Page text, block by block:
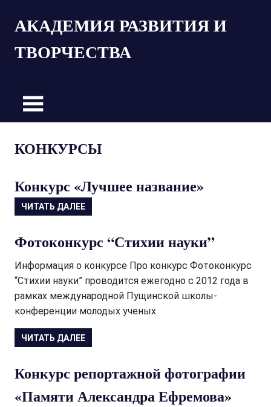
АКАДЕМИЯ РАЗВИТИЯ И
ТВОРЧЕСТВА
КОНКУРСЫ
Конкурс «Лучшее название»
ЧИТАТЬ ДАЛЕЕ
Фотоконкурс “Стихии науки”
Информация о конкурсе Про конкурс Фотоконкурс
“Стихии науки” проводится ежегодно с 2012 года в
рамках международной Пущинской школы-
конференции молодых ученых
ЧИТАТЬ ДАЛЕЕ
Конкурс репортажной фотографии
«Памяти Александра Ефремова»